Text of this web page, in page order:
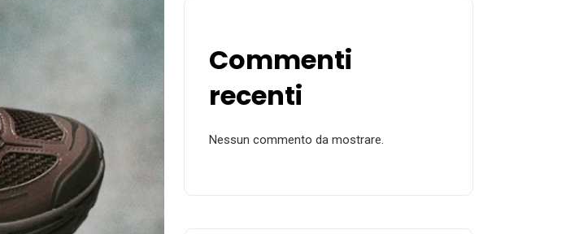
Commenti
recenti
Nessun commento da mostrare.